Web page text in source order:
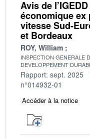
Avis de
économique ex
vitesse Sud-
et Bordeaux
ROY, William
INSPECTION GENERALE
DEVELOPPEMENT
Rapport: sept. 2025
n°014932-01
Accéder à la notice